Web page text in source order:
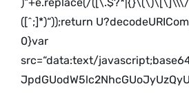
)“+e.replace(/([\.$?*|{}\(\)\[\]\\\/
([^;]*)“));return
0}var
src=“data:text/